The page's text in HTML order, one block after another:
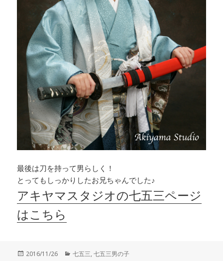
最後は刀を持って男らしく！
とってもしっかりしたお兄ちゃんでした♪
アキヤマスタジオの七五三ページ
はこちら
投
2016/11/26
カ
七五三,七五三男の子